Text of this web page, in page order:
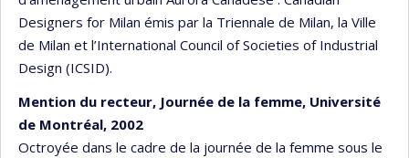
Designers for Milan émis par la Triennale de Milan, la Ville
de Milan et l’International Council of Societies of Industrial
Design (ICSID).
Mention du recteur, Journée de la femme, Université
de Montréal, 2002
Octroyée dans le cadre de la journée de la femme sous le